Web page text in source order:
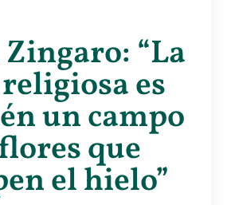
“La
es
un campo
que
el hielo”